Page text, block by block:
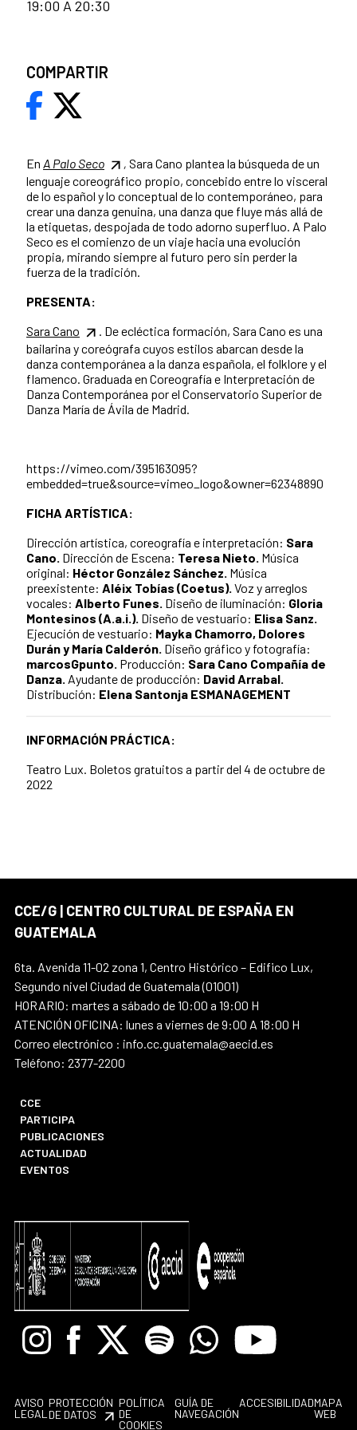
En A Palo Seco , Sara Cano plantea la búsqueda de un
lenguaje coreográfico propio, concebido entre lo visceral
de lo español y lo conceptual de lo contemporáneo, para
crear una danza genuina, una danza que fluye más allá de
la etiquetas, despojada de todo adorno superfluo. A Palo
Seco es el comienzo de un viaje hacia una evolución
propia, mirando siempre al futuro pero sin perder la
fuerza de la tradición.
PRESENTA:
Sara Cano
. De ecléctica formación, Sara Cano es una
bailarina y coreógrafa cuyos estilos abarcan desde la
danza contemporánea a la danza española, el folklore y el
flamenco. Graduada en Coreografía e Interpretación de
Danza Contemporánea por el Conservatorio Superior de
Danza María de Ávila de Madrid.
https://vimeo.com/395163095?
embedded=true&source=vimeo_logo&owner=62348890
FICHA ARTÍSTICA:
Dirección artística, coreografía e interpretación: Sara
Cano. Dirección de Escena: Teresa Nieto. Música
original: Héctor González Sánchez. Música
preexistente: Aléix Tobías (Coetus). Voz y arreglos
vocales: Alberto Funes. Diseño de iluminación: Gloria
Montesinos (A.a.i.). Diseño de vestuario: Elisa Sanz.
Ejecución de vestuario: Mayka Chamorro, Dolores
Durán y María Calderón. Diseño gráfico y fotografía:
marcosGpunto. Producción: Sara Cano Compañía de
Danza. Ayudante de producción: David Arrabal.
Distribución: Elena Santonja ESMANAGEMENT
INFORMACIÓN PRÁCTICA:
Teatro Lux. Boletos gratuitos a partir del 4 de octubre de
2022
19:00 A 20:30
COMPARTIR
CCE/G | CENTRO CULTURAL DE ESPAÑA EN
GUATEMALA
6ta. Avenida 11-02 zona 1, Centro Histórico – Edifico Lux,
Segundo nivel Ciudad de Guatemala (01001)
HORARIO: martes a sábado de 10:00 a 19:00 H
ATENCIÓN OFICINA: lunes a viernes de 9:00 A 18:00 H
Correo electrónico : info.cc.guatemala@aecid.es
Teléfono: 2377-2200
CCE
PARTICIPA
PUBLICACIONES
ACTUALIDAD
EVENTOS
InstagramFacebook
X Spotify WhatsappYoutube
AVISO
LEGAL
PROTECCIÓN
DE DATOS
POLÍTICA
DE
COOKIES
GUÍA DE
NAVEGACIÓN
ACCESIBILIDADMAPA
WEB